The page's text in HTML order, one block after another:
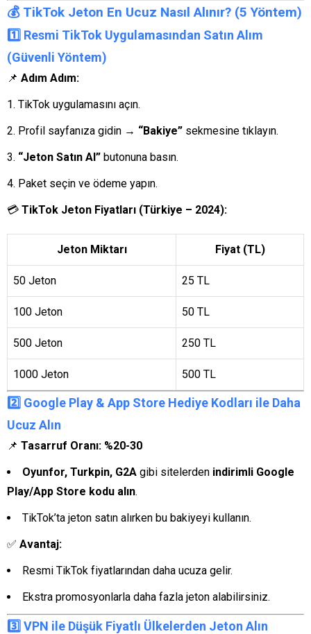
💰 TikTok Jeton En Ucuz Nasıl Alınır? (5 Yöntem)
1️⃣ Resmi TikTok Uygulamasından Satın Alım
(Güvenli Yöntem)
📌 Adım Adım:
TikTok uygulamasını açın.
Profil sayfanıza gidin → “Bakiye” sekmesine tıklayın.
“Jeton Satın Al” butonuna basın.
Paket seçin ve ödeme yapın.
💳 TikTok Jeton Fiyatları (Türkiye – 2024):
Jeton Miktarı Fiyat (TL)
50 Jeton 25 TL
100 Jeton 50 TL
500 Jeton 250 TL
1000 Jeton 500 TL
2️⃣ Google Play & App Store Hediye Kodları ile Daha
Ucuz Alın
📌 Tasarruf Oranı: %20-30
Oyunfor, Turkpin, G2A gibi sitelerden indirimli Google
Play/App Store kodu alın.
TikTok’ta jeton satın alırken bu bakiyeyi kullanın.
✅ Avantaj:
Resmi TikTok fiyatlarından daha ucuza gelir.
Ekstra promosyonlarla daha fazla jeton alabilirsiniz.
3️⃣ VPN ile Düşük Fiyatlı Ülkelerden Jeton Alın